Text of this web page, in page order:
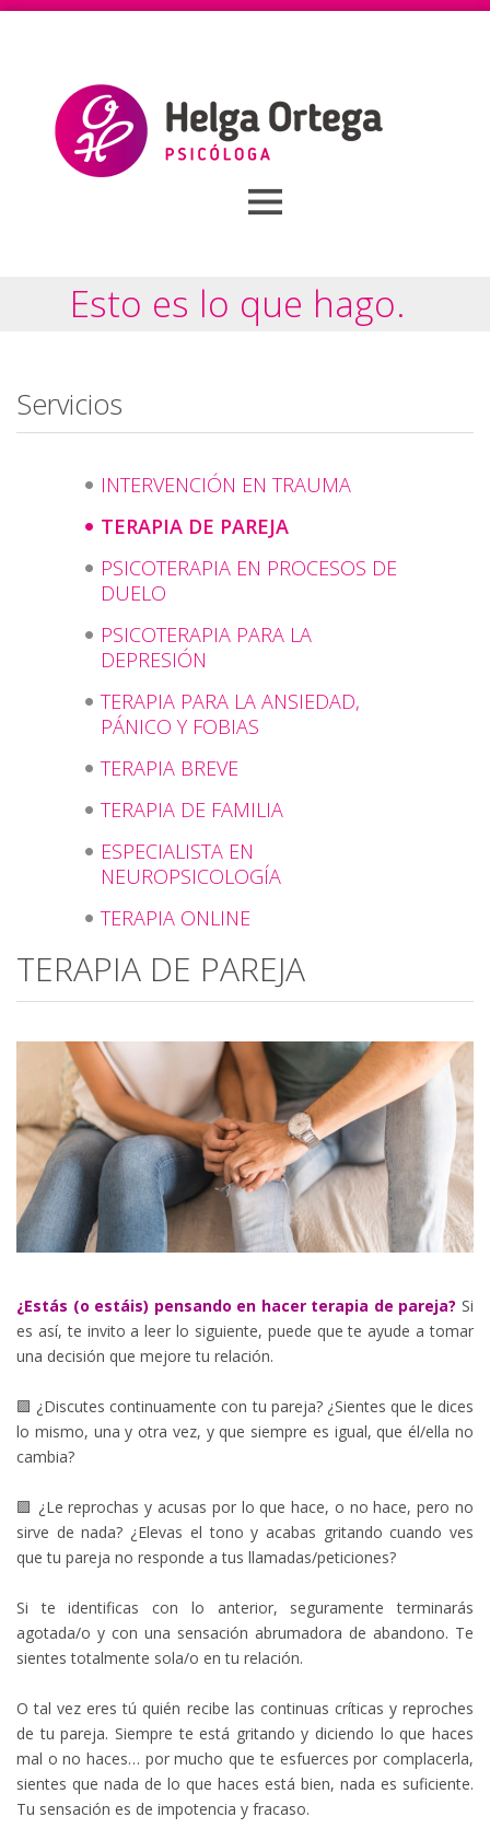
Esto es lo que hago.
Servicios
INTERVENCIÓN EN TRAUMA
TERAPIA DE PAREJA
PSICOTERAPIA EN PROCESOS DE
DUELO
PSICOTERAPIA PARA LA
DEPRESIÓN
TERAPIA PARA LA ANSIEDAD,
PÁNICO Y FOBIAS
TERAPIA BREVE
TERAPIA DE FAMILIA
ESPECIALISTA EN
NEUROPSICOLOGÍA
TERAPIA ONLINE
TERAPIA DE PAREJA
¿Estás (o estáis) pensando en hacer terapia de pareja? Si
es así, te invito a leer lo siguiente, puede que te ayude a tomar
una decisión que mejore tu relación.
🟪 ¿Discutes continuamente con tu pareja? ¿Sientes que le dices
lo mismo, una y otra vez, y que siempre es igual, que él/ella no
cambia?
🟪 ¿Le reprochas y acusas por lo que hace, o no hace, pero no
sirve de nada? ¿Elevas el tono y acabas gritando cuando ves
que tu pareja no responde a tus llamadas/peticiones?
Si te identificas con lo anterior, seguramente terminarás
agotada/o y con una sensación abrumadora de abandono. Te
sientes totalmente sola/o en tu relación.
O tal vez eres tú quién recibe las continuas críticas y reproches
de tu pareja. Siempre te está gritando y diciendo lo que haces
mal o no haces… por mucho que te esfuerces por complacerla,
sientes que nada de lo que haces está bien, nada es suficiente.
Tu sensación es de impotencia y fracaso.